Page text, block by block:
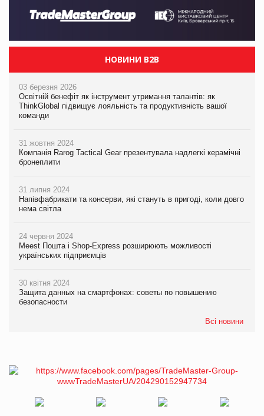
НОВИНИ B2B
03 березня 2026
Освітній бенефіт як інструмент утримання талантів: як
ThinkGlobal підвищує лояльність та продуктивність вашої
команди
31 жовтня 2024
Компанія Rarog Tactical Gear презентувала надлегкі керамічні
бронеплити
31 липня 2024
Напівфабрикати та консерви, які стануть в пригоді, коли довго
нема світла
24 червня 2024
Meest Пошта і Shop-Express розширюють можливості
українських підприємців
30 квітня 2024
Защита данных на смартфонах: советы по повышению
безопасности
Всі новини